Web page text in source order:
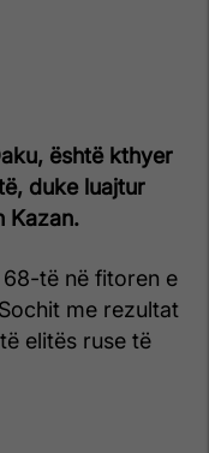
është kthyer
duke luajtur
Kazan.
68-të në fitoren e
me rezultat
elitës ruse të